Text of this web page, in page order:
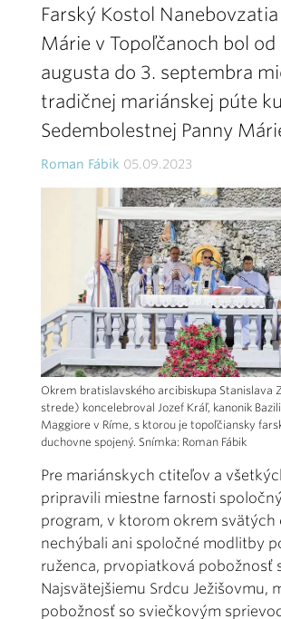
Farský Kostol Nanebovzatia
Márie v Topoľčanoch bol od
augusta do 3. septembra
tradičnej mariánskej púte
Sedembolestnej Panny
Roman Fábik 05.09.2023
Okrem bratislavského arcibiskupa Stanislava
strede) koncelebroval Jozef Kráľ, kanonik
Maggiore v Ríme, s ktorou je topoľčiansky
duchovne spojený. Snímka: Roman Fábik
Pre mariánskych ctiteľov a
pripravili miestne farnosti
program, v ktorom okrem svätých
nechýbali ani spoločné modlitby
ruženca, prvopiatková pobožnosť
Najsvätejšiemu Srdcu Ježišovmu,
pobožnosť so sviečkovým